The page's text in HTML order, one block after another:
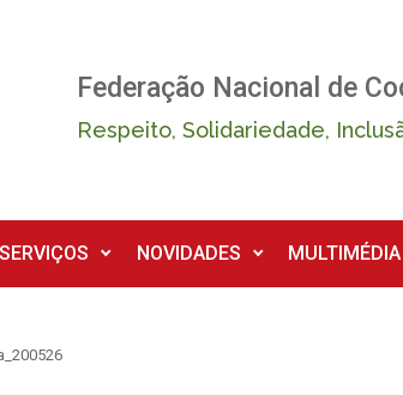
Federação Nacional de
Respeito, Solidariedade,
SERVIÇOS NOVIDADES MULTIMÉDIA